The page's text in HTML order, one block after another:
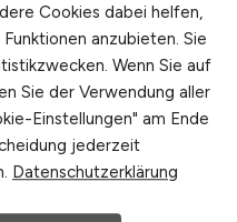
(m/w/d)
Cookies dabei helfen,
anzubieten. Sie
Wenn Sie auf
Sie der Verwendung aller
Einstellungen" am Ende
jederzeit
Datenschutzerklärung